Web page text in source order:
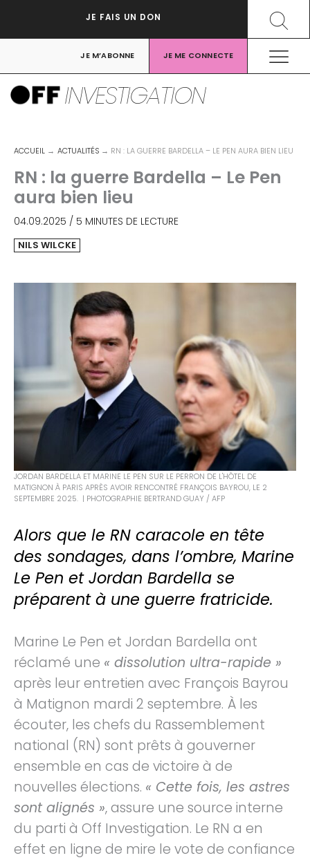
JE FAIS UN DON
JE M’ABONNE JE ME CONNECTE
INVESTIGATION
ACCUEIL ACTUALITÉS RN : LA GUERRE BARDELLA – LE PEN AURA BIEN LIEU
RN : la guerre Bardella – Le Pen
aura bien lieu
04.09.2025 / 5 MINUTES DE LECTURE
NILS WILCKE
JORDAN BARDELLA ET MARINE LE PEN SUR LE PERRON DE L'HÔTEL DE
MATIGNON À PARIS APRÈS AVOIR RENCONTRÉ FRANÇOIS BAYROU, LE 2
SEPTEMBRE 2025. | PHOTOGRAPHIE BERTRAND GUAY / AFP
Alors que le RN caracole en tête
des sondages, dans l’ombre, Marine
Le Pen et Jordan Bardella se
préparent à une guerre fratricide.
Marine Le Pen et Jordan Bardella ont
réclamé une « dissolution ultra-rapide »
après leur entretien avec François Bayrou
à Matignon mardi 2 septembre. À les
écouter, les chefs du Rassemblement
national (RN) sont prêts à gouverner
ensemble en cas de victoire à de
nouvelles élections. « Cette fois, les astres
sont alignés », assure une source interne
du parti à Off Investigation. Le RN a en
effet en ligne de mire le vote de confiance